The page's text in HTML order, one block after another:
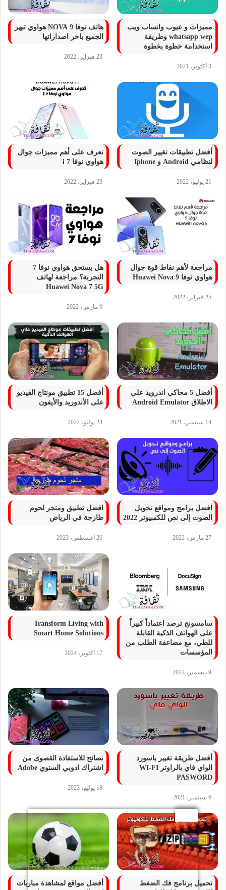
مميزات و عيوب واتساب ويب
whatsapp wep وطريقة
استخدامة خطوة بخطوة
3 أكتوبر، 2021
هاتف نوفا 9 NOVA هواوي تبهر
الجميع باخر اصداراتها
23 فبراير، 2022
أفضل تطبيقات تغيير الصوت
لنظامي Android و Iphone
21 يوليو، 2022
تعرف على أهم مميزات جوال
هواوي نوفا 7 i
23 فبراير، 2022
مراجعة لأهم نقاط قوة جوال
هواوي نوفا 9 Huawei Nova
25 فبراير، 2022
هل يستحق هواوي نوفا 7
التجربة؟ مراجعة لهاتف
Huawei Nova 7 5G
9 مارس، 2022
أفضل 5 محاكي اندرويد علي
الاطلاق Android Emulator
14 سبتمبر، 2021
أفضل 15 تطبيق مونتاج الفيديو
على الأندوريد والأيفون
24 يوليو، 2022
افضل برامج ومواقع تحويل
الصوت إلى نص للكمبيوتر 2022
27 مارس، 2022
افضل تطبيق ومتجر لحوم
طازجة في الرياض
26 أغسطس، 2023
سامسونج ترصد اعتماداً كبيراً
على الهواتف الذكية القابلة
للطي، مع مضاعفة الطلب من
المؤسسات
9 ديسمبر، 2022
Transform Living with
Smart Home Solutions
17 أكتوبر، 2024
أفضل طريقة تغيير باسورد
الواي فاي بالراوتر WI-FI
PASWORD
6 سبتمبر، 2021
نصائح للاستفادة القصوى من
اشتراك ادوبي السنوي Adobe
18 يوليو، 2023
تحميل برنامج فك الضغط
أفضل مواقع لمشاهدة مباريات